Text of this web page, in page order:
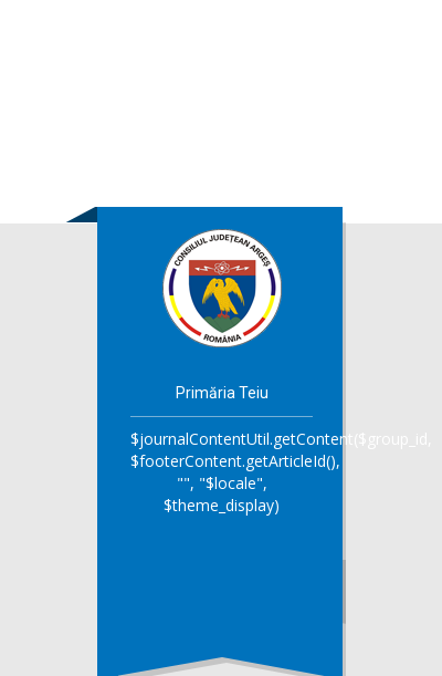
Primăria Teiu
$journalContentUtil.getContent($group_id,
$footerContent.getArticleId(),
"", "$locale",
$theme_display)